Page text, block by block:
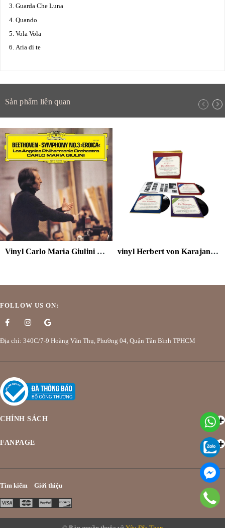
Guarda Che Luna
Quando
Vola Vola
Aria di te
Sản phẩm liên quan
Vinyl Carlo Maria Giulini - Beethoven: Symphony No. 3 "Eroica" (The Original Source Series) 180g 2LP vinyl Herbert von Karajan Strauss: Die Fledermaus 180g 3LP Box Set
FOLLOW US ON:
Địa chỉ: 340C/7-9 Hoàng Văn Thụ, Phường 04, Quận Tân Bình TPHCM
CHÍNH SÁCH
FANPAGE
Tìm kiếm Giới thiệu